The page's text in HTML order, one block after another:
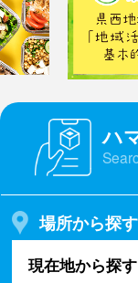
ハ
場所から探す
現在地から探す